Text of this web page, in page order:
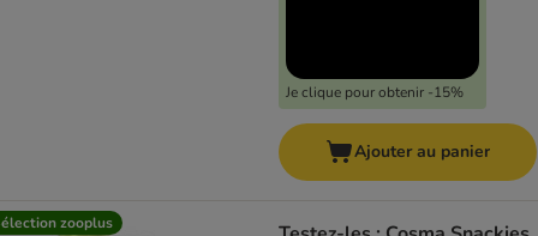
Je clique pour obtenir -15%
Ajouter au panier
zooplus